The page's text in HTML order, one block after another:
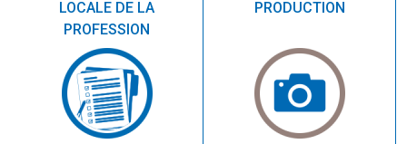
LOCALE DE LA
PROFESSION
PRODUCTION